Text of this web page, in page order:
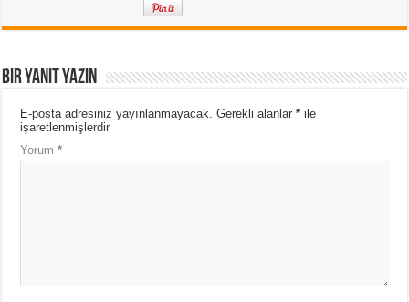
Bir yanıt yazın
E-posta adresiniz yayınlanmayacak. Gerekli alanlar* ile
işaretlenmişlerdir
Yorum*